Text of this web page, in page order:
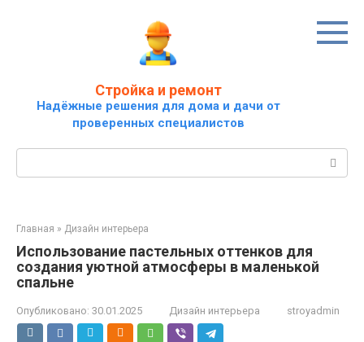
Стройка и ремонт
Надёжные решения для дома и дачи от
проверенных специалистов
Главная » Дизайн интерьера
Использование пастельных оттенков для
создания уютной атмосферы в маленькой
спальне
Опубликовано: 30.01.2025 Дизайн интерьера stroyadmin